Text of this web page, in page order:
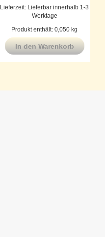
Lieferzeit: Lieferbar innerhalb 1-3
Werktage
Produkt enthält: 0,050kg
In den Warenkorb